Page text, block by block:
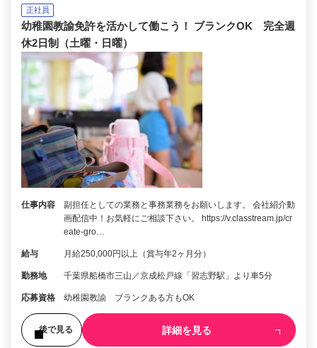
正社員
幼稚園教諭免許を活かして働こう！ ブランクOK 完全週
休2日制（土曜・日曜）
仕事内容
副担任としての業務と事務業務をお願いします。 会社紹介動
画配信中！お気軽にご相談下さい。 https://v.classtream.jp/cr
eate-gro…
給与 月給250,000円以上（賞与年2ヶ月分）
勤務地 千葉県船橋市三山／京成松戸線「習志野駅」より車5分
応募資格 幼稚園教諭 ブランクある方もOK
後で見る 詳細を見る